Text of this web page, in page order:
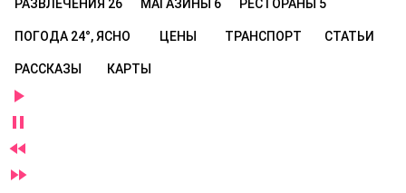
РАЗВЛЕЧЕНИЯ 26 МАГАЗИНЫ 6 РЕСТОРАНЫ 5
ПОГОДА 24°, ЯСНО ЦЕНЫ ТРАНСПОРТ СТАТЬИ
РАССКАЗЫ КАРТЫ



